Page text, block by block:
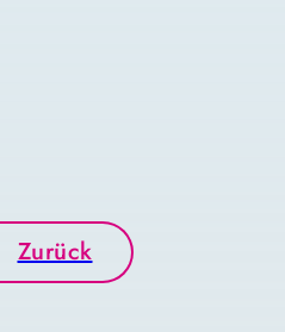
Zurück